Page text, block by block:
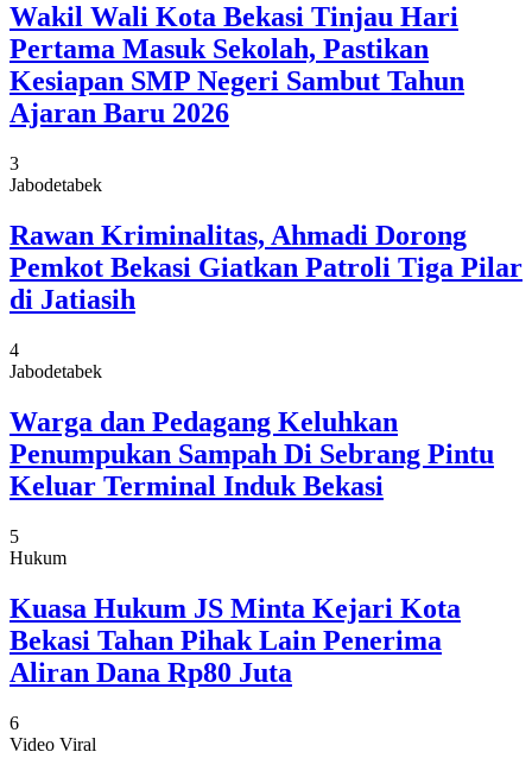
Wakil Wali Kota Bekasi Tinjau Hari
Pertama Masuk Sekolah, Pastikan
Kesiapan SMP Negeri Sambut Tahun
Ajaran Baru 2026
3
Jabodetabek
Rawan Kriminalitas, Ahmadi Dorong
Pemkot Bekasi Giatkan Patroli Tiga Pilar
di Jatiasih
4
Jabodetabek
Warga dan Pedagang Keluhkan
Penumpukan Sampah Di Sebrang Pintu
Keluar Terminal Induk Bekasi
5
Hukum
Kuasa Hukum JS Minta Kejari Kota
Bekasi Tahan Pihak Lain Penerima
Aliran Dana Rp80 Juta
6
Video Viral